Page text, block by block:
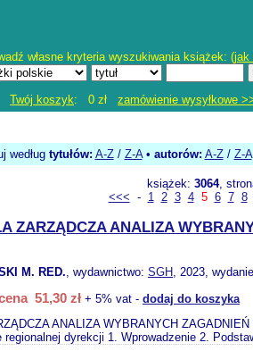
własne kryteria wyszukiwania książek: (jak
Twój koszyk: 0 zł zamówienie wysyłkowe
według tytułów: A-Z/ Z-A• autorów: A-Z/ Z-A
książek: 3064,
<<< - 1 2 3 4 5 6 7 8
ZARZĄDCZA ANALIZA
M. RED., wydawnictwo: SGH, 2023, wydanie
51,30 zł + 5% vat - dodaj do koszyka
ANALIZA WYBRANYCH
regionalnej dyrekcji 1. Wprowadzenie 2.